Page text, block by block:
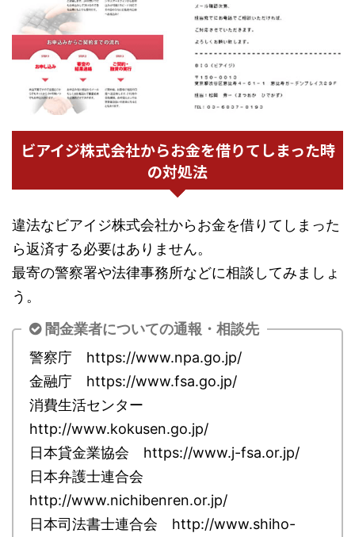
ビアイジ株式会社からお金を借りてしまった時
の対処法
違法なビアイジ株式会社からお金を借りてしまった
ら返済する必要はありません。
最寄の警察署や法律事務所などに相談してみましょ
う。
闇金業者についての通報・相談先
警察庁 https://www.npa.go.jp/
金融庁 https://www.fsa.go.jp/
消費生活センター
http://www.kokusen.go.jp/
日本貸金業協会 https://www.j-fsa.or.jp/
日本弁護士連合会
http://www.nichibenren.or.jp/
日本司法書士連合会 http://www.shiho-